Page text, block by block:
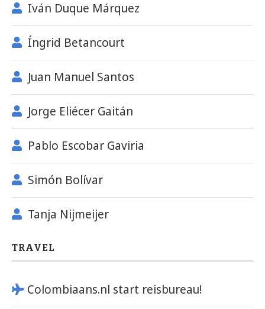
Iván Duque Márquez
Íngrid Betancourt
Juan Manuel Santos
Jorge Eliécer Gaitán
Pablo Escobar Gaviria
Simón Bolívar
Tanja Nijmeijer
TRAVEL
Colombiaans.nl start reisbureau!